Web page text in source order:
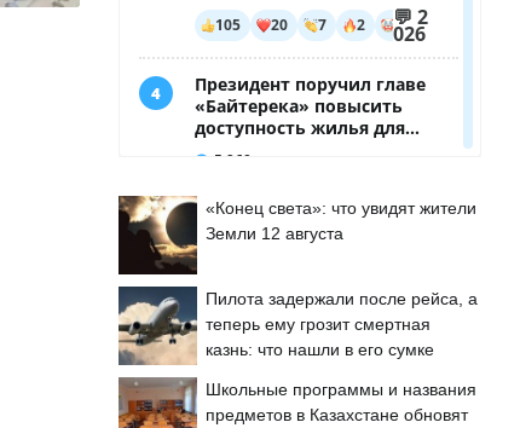
«Конец света»: что увидят жители
Земли 12 августа
Пилота задержали после рейса, а
теперь ему грозит смертная
казнь: что нашли в его сумке
Школьные программы и названия
предметов в Казахстане обновят